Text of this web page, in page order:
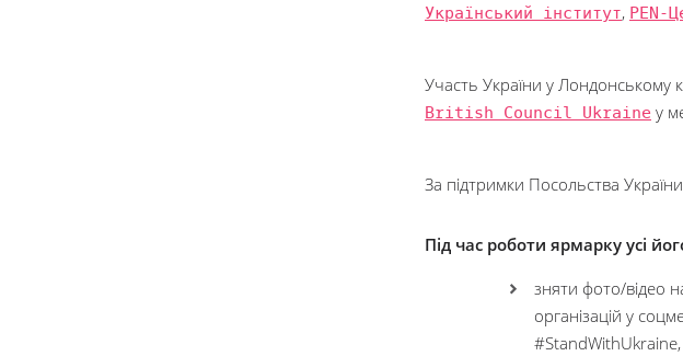
Український інститут, PEN-
Участь України у Лондонському
British Council Ukraine у
За підтримки Посольства України
Під час роботи ярмарку усі
зняти фото/відео
організацій у